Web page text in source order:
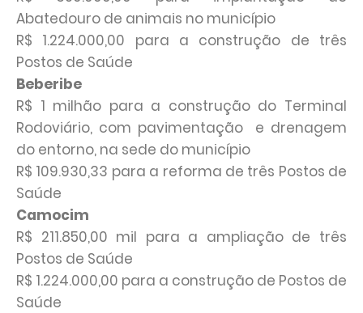
Abatedouro de animais no município
R$ 1.224.000,00 para a construção de três
Postos de Saúde
Beberibe
R$ 1 milhão para a construção do Terminal
Rodoviário, com pavimentação e drenagem
do entorno, na sede do município
R$ 109.930,33 para a reforma de três Postos de
Saúde
Camocim
R$ 211.850,00 mil para a ampliação de três
Postos de Saúde
R$ 1.224.000,00 para a construção de Postos de
Saúde